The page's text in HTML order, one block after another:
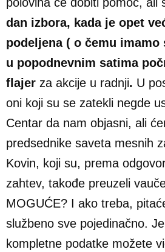
dan izbora, kada je opet
podeljena ( o čemu imamo
u popodnevnim satima
flajer za akcije u radnji. U
oni koji su se zatekli negde
Centar da nam objasni, ali
predsednike saveta mesnih
Kovin, koji su, prema
zahtev, takođe preuzeli
MOGUĆE? I ako treba,
službeno sve pojedinačno.
kompletne podatke možete